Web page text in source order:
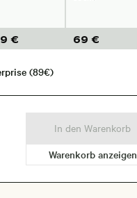
€ 69 €
(89€)
In den Warenkorb
Warenkorb anzeigen